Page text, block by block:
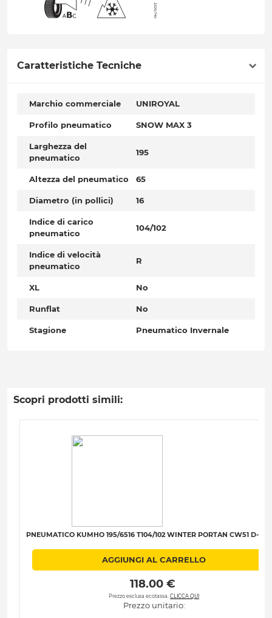
Caratteristiche Tecniche
Marchio commerciale UNIROYAL
Profilo pneumatico SNOW MAX 3
Larghezza del
pneumatico
195
Altezza del pneumatico 65
Diametro (in pollici) 16
Indice di carico
pneumatico
104/102
Indice di velocità
pneumatico
R
XL No
Runflat No
Stagione Pneumatico Invernale
Scopri prodotti simili:
PNEUMATICO KUMHO 195/6516 T104/102 WINTER PORTAN CW51 D-C-
AGGIUNGI AL CARRELLO
118.00 €
Prezzo esclusa ecotassa. CLICCA QUI
Prezzo unitario: